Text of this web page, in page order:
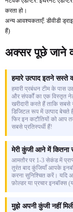
करता हो।
अन्य आवश्यकताएँ: डीवीडी
हैं)
अक्सर पूछे जाने
हमारे उत्पाद इतने सस्ते
हमारी प्रबंधन टीम के पास
और संपर्कों का एक विस्तृत
खरीदारी करते हैं ताकि
डिजिटल रूप में उत्पाद बेचते
फिर इन कटौतियों को आप
सबसे प्रतिस्पर्धी हैं!
मेरी कुंजी आने में कितना
आमतौर पर 1-3 सेकंड में
तुरंत बाद कुंजियाँ आपके
करना सुनिश्चित करें।
फ़ोल्डर या प्रचार
मुझे अपनी कुंजी नहीं